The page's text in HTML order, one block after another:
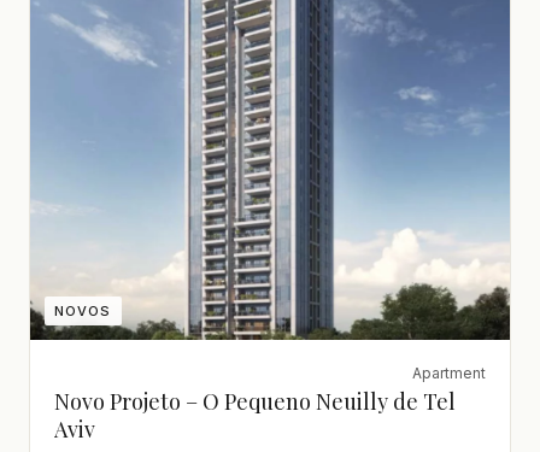
NOVOS
Apartment
Novo Projeto – O Pequeno Neuilly de Tel
Aviv